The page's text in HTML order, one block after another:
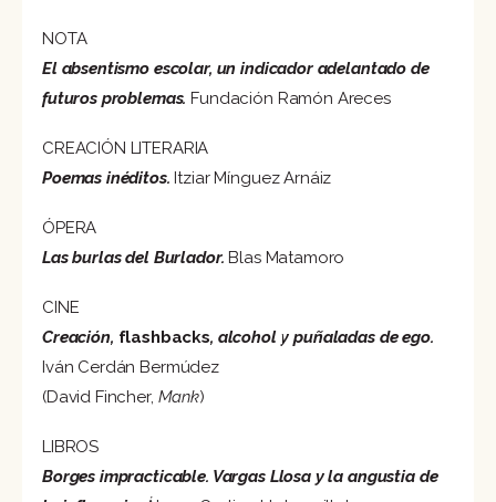
NOTA
El absentismo escolar, un indicador adelantado de
futuros problemas. Fundación Ramón Areces
CREACIÓN LITERARIA
Poemas inéditos. Itziar Mínguez Arnáiz
ÓPERA
Las burlas del Burlador. Blas Matamoro
CINE
Creación, flashbacks, alcohol y puñaladas de ego.
Iván Cerdán Bermúdez
(David Fincher, Mank)
LIBROS
Borges impracticable. Vargas Llosa y la angustia de